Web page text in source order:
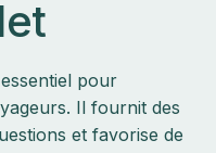
pour
Il fournit des
et favorise de